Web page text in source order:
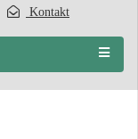
Kontakt